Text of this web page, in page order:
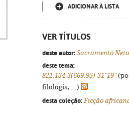
ADICIONAR À LISTA
VER TÍTULOS
deste autor: Sacramento Neto
deste tema:
821.134.3(669.95)-31"19"
filologia, ...)
desta coleção: Ficção